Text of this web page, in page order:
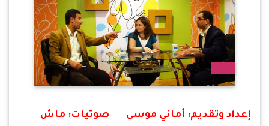
إعداد وتقديم: أماني موسى صوتيات: ماش